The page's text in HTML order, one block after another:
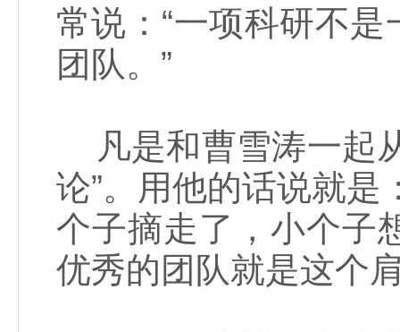
常说：“一项科研不
团队。”
凡是和曹雪涛一起
论”。用他的话说就是
个子摘走了，小个子
优秀的团队就是这个